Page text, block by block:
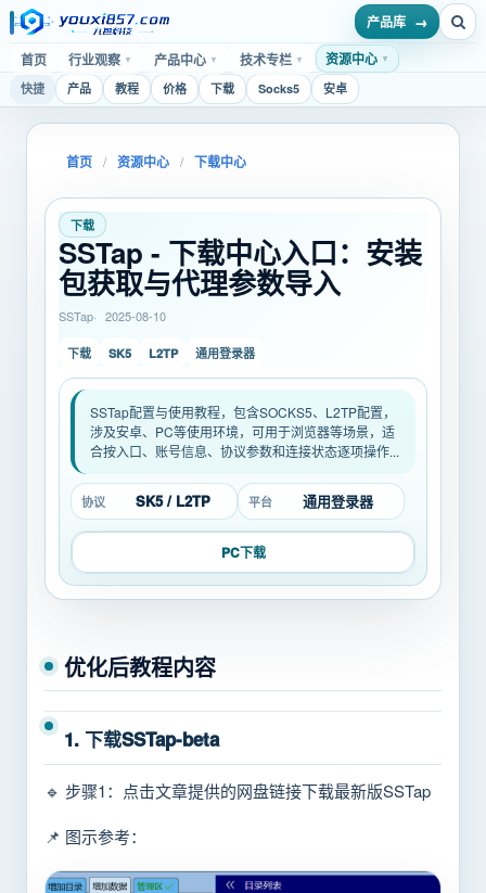
首页 行业观察 ▼ 产品中心 ▼ 技术专栏 ▼ 资源中心 ▼
产品库
快捷 产品 教程 价格 下载 Socks5 安卓
首页 / 资源中心 / 下载中心
下载
SSTap - 下载中心入口：安装
包获取与代理参数导入
SSTap 2025-08-10
下载 SK5 L2TP 通用登录器
SSTap配置与使用教程，包含SOCKS5、L2TP配置，
涉及安卓、PC等使用环境，可用于浏览器等场景，适
合按入口、账号信息、协议参数和连接状态逐项操作...
协议 SK5 / L2TP 平台 通用登录器
PC下载
优化后教程内容
1. 下载SSTap-beta
🔹 步骤1：点击文章提供的网盘链接下载最新版SSTap
📌 图示参考：